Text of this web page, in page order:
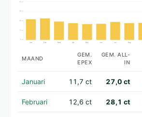
50 ct
38 ct
25 ct
13 ct
0 ct
Jan Feb Maa Apr Mei Jun Jul Aug
MAAND
GEM.
EPEX
GEM. ALL-
IN
Januari 11,7 ct 27,0 ct
Februari 12,6 ct 28,1 ct